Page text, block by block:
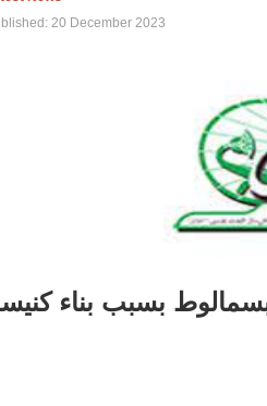
20 December 2023
بسبب بناء